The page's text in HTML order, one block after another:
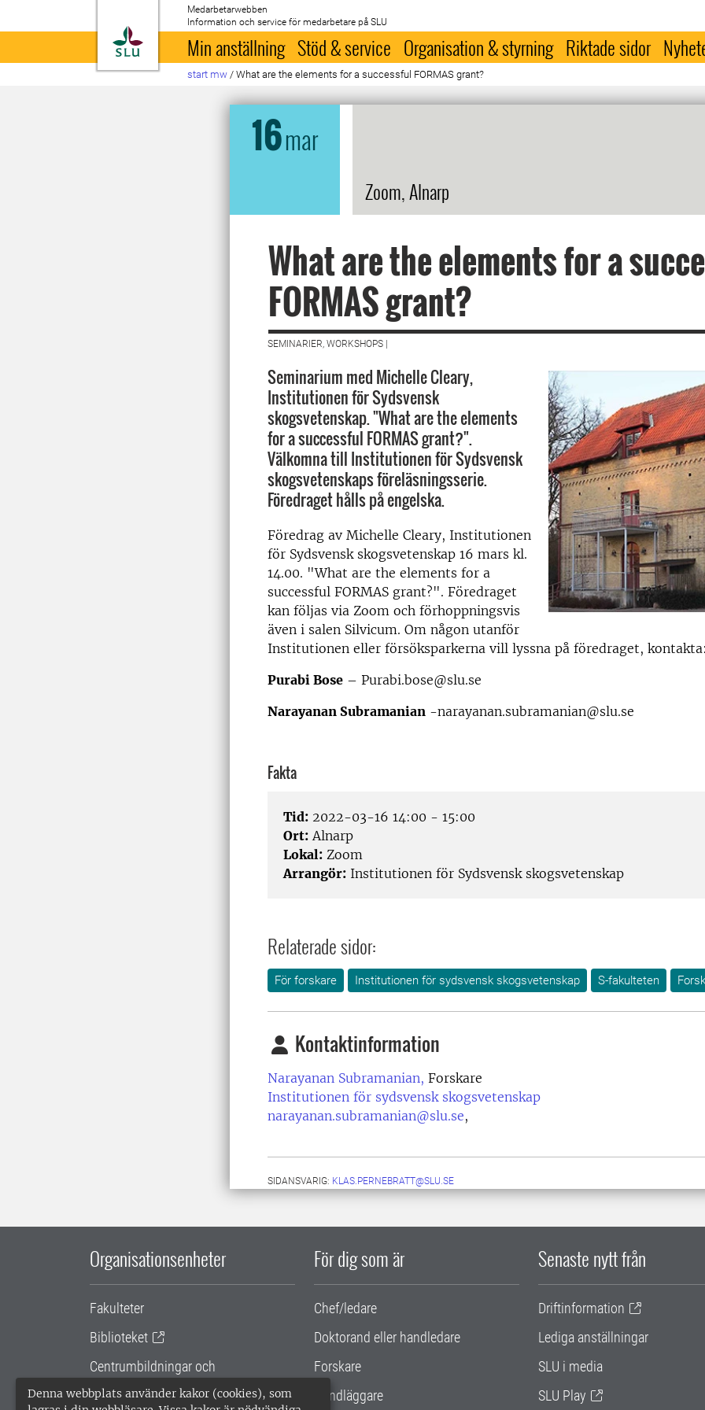
Denna webbplats använder kakor (cookies), som
Till startsida
Medarbetarwebben
Information och service för medarbetare på SLU
Min anställning Stöd & service Organisation & styrning Riktade sidor
start mw / What are the elements for a successful FORMAS grant?
16mar
Zoom, Alnarp
What are the elements for a
FORMAS grant?
SEMINARIER, WORKSHOPS |
Seminarium med Michelle Cleary,
Institutionen för Sydsvensk
skogsvetenskap. "What are the elements
for a successful FORMAS grant?".
Välkomna till Institutionen för Sydsvensk
skogsvetenskaps föreläsningsserie.
Föredraget hålls på engelska.
Föredrag av Michelle Cleary, Institutionen
för Sydsvensk skogsvetenskap 16 mars kl.
14.00. "What are the elements for a
successful FORMAS grant?". Föredraget
kan följas via Zoom och förhoppningsvis
även i salen Silvicum. Om någon utanför
Institutionen eller försöksparkerna vill lyssna på föredraget,
Purabi Bose – Purabi.bose@slu.se
Narayanan Subramanian -narayanan.subramanian@slu.se
Fakta
Tid: 2022-03-16 14:00 - 15:00
Ort: Alnarp
Lokal: Zoom
Arrangör: Institutionen för Sydsvensk skogsvetenskap
Relaterade sidor:
För forskare Institutionen för sydsvensk skogsvetenskap S-fakulteten
Kontaktinformation
Narayanan Subramanian, Forskare
Institutionen för sydsvensk skogsvetenskap
narayanan.subramanian@slu.se,
SIDANSVARIG: KLAS.PERNEBRATT@SLU.SE
Organisationsenheter
Fakulteter
Biblioteket
Centrumbildningar och
samarbetsprojekt
För dig som är
Chef/ledare
Doktorand eller handledare
Forskare
Handläggare
Senaste nytt från
Driftinformation
Lediga anställningar
SLU i media
SLU Play